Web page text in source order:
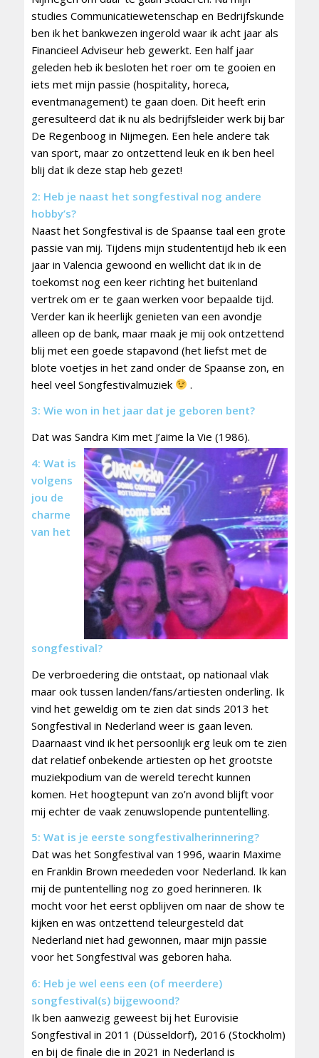
studies Communicatiewetenschap en Bedrijfskunde
ben ik het bankwezen ingerold waar ik acht jaar als
Financieel Adviseur heb gewerkt. Een half jaar
geleden heb ik besloten het roer om te gooien en
iets met mijn passie (hospitality, horeca,
eventmanagement) te gaan doen. Dit heeft erin
geresulteerd dat ik nu als bedrijfsleider werk bij bar
De Regenboog in Nijmegen. Een hele andere tak
van sport, maar zo ontzettend leuk en ik ben heel
blij dat ik deze stap heb gezet!
2: Heb je naast het songfestival nog andere
hobby’s?
Naast het Songfestival is de Spaanse taal een grote
passie van mij. Tijdens mijn studententijd heb ik een
jaar in Valencia gewoond en wellicht dat ik in de
toekomst nog een keer richting het buitenland
vertrek om er te gaan werken voor bepaalde tijd.
Verder kan ik heerlijk genieten van een avondje
alleen op de bank, maar maak je mij ook ontzettend
blij met een goede stapavond (het liefst met de
blote voetjes in het zand onder de Spaanse zon, en
heel veel Songfestivalmuziek
.
3: Wie won in het jaar dat je geboren bent?
Dat was Sandra Kim met J’aime la Vie (1986).
4: Wat is
volgens
jou de
charme
van het
songfestival?
De verbroedering die ontstaat, op nationaal vlak
maar ook tussen landen/fans/artiesten onderling. Ik
vind het geweldig om te zien dat sinds 2013 het
Songfestival in Nederland weer is gaan leven.
Daarnaast vind ik het persoonlijk erg leuk om te zien
dat relatief onbekende artiesten op het grootste
muziekpodium van de wereld terecht kunnen
komen. Het hoogtepunt van zo’n avond blijft voor
mij echter de vaak zenuwslopende puntentelling.
5: Wat is je eerste songfestivalherinnering?
Dat was het Songfestival van 1996, waarin Maxime
en Franklin Brown meededen voor Nederland. Ik kan
mij de puntentelling nog zo goed herinneren. Ik
mocht voor het eerst opblijven om naar de show te
kijken en was ontzettend teleurgesteld dat
Nederland niet had gewonnen, maar mijn passie
voor het Songfestival was geboren haha.
6: Heb je wel eens een (of meerdere)
songfestival(s) bijgewoond?
Ik ben aanwezig geweest bij het Eurovisie
Songfestival in 2011 (Düsseldorf), 2016 (Stockholm)
en bij de finale die in 2021 in Nederland is